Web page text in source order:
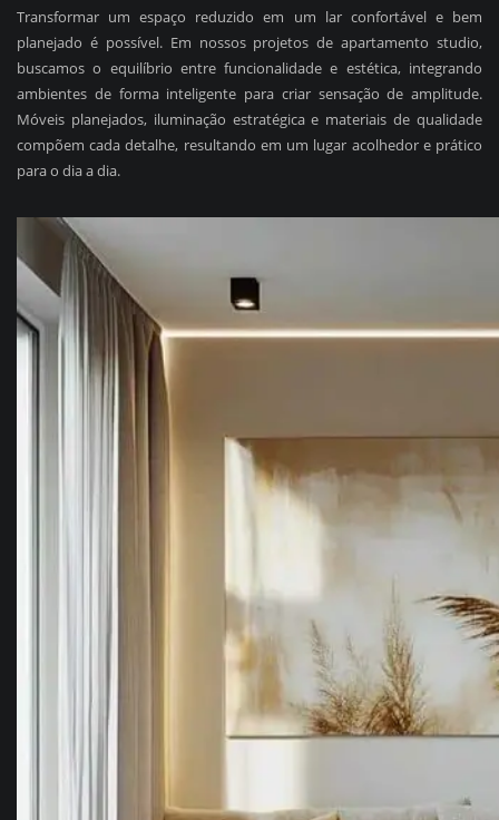
Transformar um espaço reduzido em um lar confortável e bem
planejado é possível. Em nossos projetos de apartamento studio,
buscamos o equilíbrio entre funcionalidade e estética, integrando
ambientes de forma inteligente para criar sensação de amplitude.
Móveis planejados, iluminação estratégica e materiais de qualidade
compõem cada detalhe, resultando em um lugar acolhedor e prático
para o dia a dia.